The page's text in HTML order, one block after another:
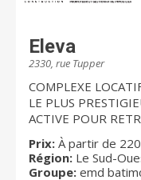
Eleva
2330, rue Tupper
COMPLEXE LOCATIF 55 ANS
LE PLUS
ACTIVE POUR
impressionne et
conçu pour les
d’accéder à un
Prix: À partir de
Région: Le Sud-
Groupe: emd